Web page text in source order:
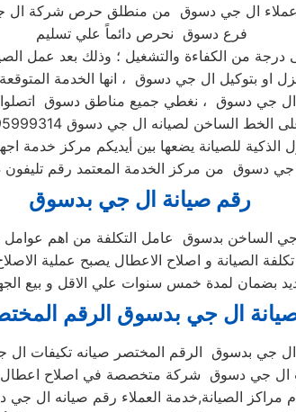
ال جي دسوق من منطلق حرص شركة ال
فرع دسوق نحرص دائماً علي تسليم
من الكفاءة والتشغيل ؛ وذلك بعد عمل
او بتوكيل ال جي دسوق ، انها الخدمة
ال جي دسوق ، نغطي جميع مناطق دسوق اتصلوا
الذكية للصيانة يضعها بين أيديكم مركز
رقم صيانة ال جي بدسوق
تكلفة الصيانة و اصلاح الاعطال يصبح عملية
ال جي بدسوق الرقم
ال جي بدسوق الرقم المختصر صيانه تكيفات
ال جي دسوق شركة متخصصة في اصلاح